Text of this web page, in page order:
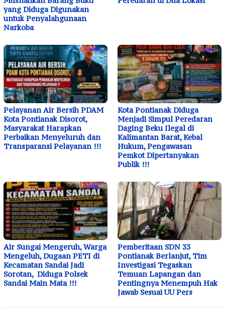
yang Diduga Digunakan
untuk Penyalahgunaan
Narkoba
Pelayanan Air Bersih PDAM
Kota Pontianak Disorot,
Masyarakat Harapkan
Perbaikan Menyeluruh dan
Transparansi Pelayanan !!!
Kota Pontianak Diduga
Menjadi Simpul Peredaran
Daging Beku Ilegal di
Kalimantan Barat, Kebal
Hukum, Pengawasan
Pemkot Dipertanyakan
Publik !!!
Air Sungai Mengeruh, Warga
Mengeluh, Dugaan PETI di
Kecamatan Sandai Jadi
Sorotan, Diduga Polsek
Sandai Main Mata !!!
Pemberitaan SDN 33
Pontianak Berlanjut, Tim
Investigasi Tegaskan
Temuan Lapangan dan
Pentingnya Menempuh Hak
Jawab Sesuai UU Pers